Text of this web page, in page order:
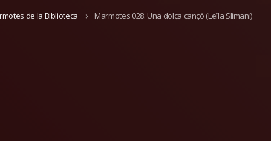
de la Biblioteca keyboard_arrow_right Marmotes 028. Una dolça cançó (Leïla Slimani)